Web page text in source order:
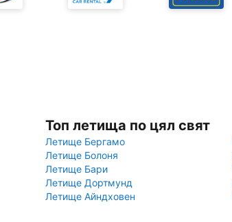
Топ летища по цял свят
Летище Бергамо
Летище Болоня
Летище Бари
Летище Дортмунд
Летище Айндховен